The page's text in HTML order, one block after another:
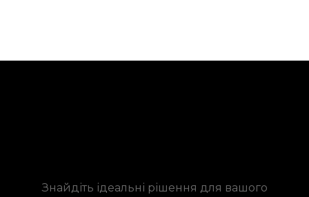
Знайдіть ідеальні рішення для вашого